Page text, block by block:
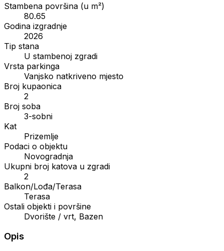
Stambena površina (u m²)
80.65
Godina izgradnje
2026
Tip stana
U stambenoj zgradi
Vrsta parkinga
Vanjsko natkriveno mjesto
Broj kupaonica
2
Broj soba
3-sobni
Kat
Prizemlje
Podaci o objektu
Novogradnja
Ukupni broj katova u zgradi
2
Balkon/Lođa/Terasa
Terasa
Ostali objekti i površine
Dvorište / vrt, Bazen
Opis